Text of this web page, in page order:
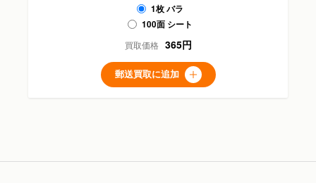
1枚 バラ
100面 シート
買取価格 365円
郵送買取に追加